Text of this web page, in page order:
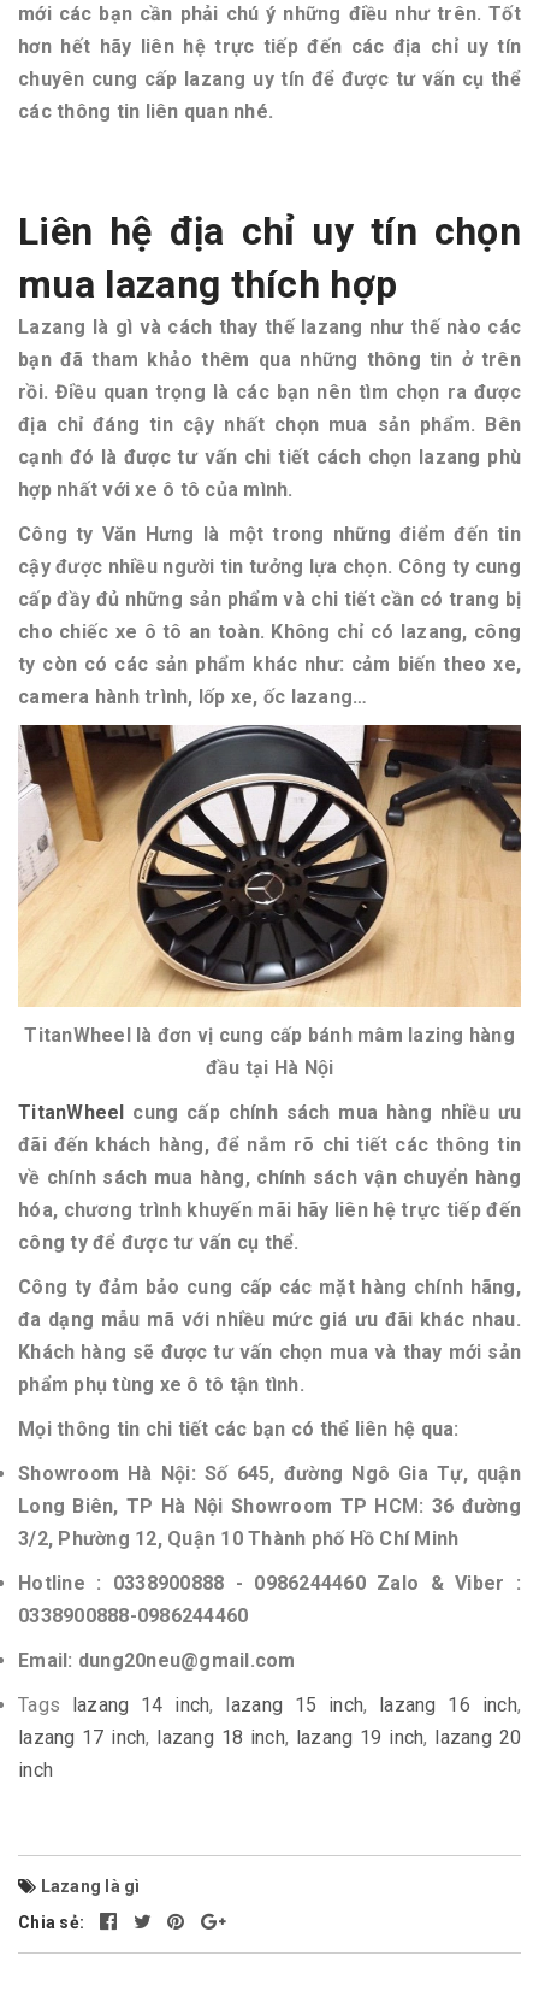
mới các bạn cần phải chú ý những điều như trên. Tốt
hơn hết hãy liên hệ trực tiếp đến các địa chỉ uy tín
chuyên cung cấp lazang uy tín để được tư vấn cụ thể
các thông tin liên quan nhé.
Liên hệ địa chỉ uy tín chọn
mua lazang thích hợp
Lazang là gì và cách thay thế lazang như thế nào các
bạn đã tham khảo thêm qua những thông tin ở trên
rồi. Điều quan trọng là các bạn nên tìm chọn ra được
địa chỉ đáng tin cậy nhất chọn mua sản phẩm. Bên
cạnh đó là được tư vấn chi tiết cách chọn lazang phù
hợp nhất với xe ô tô của mình.
Công ty Văn Hưng là một trong những điểm đến tin
cậy được nhiều người tin tưởng lựa chọn. Công ty cung
cấp đầy đủ những sản phẩm và chi tiết cần có trang bị
cho chiếc xe ô tô an toàn. Không chỉ có lazang, công
ty còn có các sản phẩm khác như: cảm biến theo xe,
camera hành trình, lốp xe, ốc lazang…
TitanWheel là đơn vị cung cấp bánh mâm lazing hàng
đầu tại Hà Nội
TitanWheel
cung cấp chính sách mua hàng nhiều ưu
đãi đến khách hàng, để nắm rõ chi tiết các thông tin
về chính sách mua hàng, chính sách vận chuyển hàng
hóa, chương trình khuyến mãi hãy liên hệ trực tiếp đến
công ty để được tư vấn cụ thể.
Công ty đảm bảo cung cấp các mặt hàng chính hãng,
đa dạng mẫu mã với nhiều mức giá ưu đãi khác nhau.
Khách hàng sẽ được tư vấn chọn mua và thay mới sản
phẩm phụ tùng xe ô tô tận tình.
Mọi thông tin chi tiết các bạn có thể liên hệ qua:
Showroom Hà Nội: Số 645, đường Ngô Gia Tự, quận
Long Biên, TP Hà Nội Showroom TP HCM: 36 đường
3/2, Phường 12, Quận 10 Thành phố Hồ Chí Minh
Hotline : 0338900888 - 0986244460 Zalo & Viber :
0338900888-0986244460
Email: dung20neu@gmail.com
Tags
lazang 14 inch, l azang 15 inch, lazang 16 inch,
lazang 17 inch, lazang 18 inch, lazang 19 inch,
lazang 20
inch
Lazang là gì
Chia sẻ: